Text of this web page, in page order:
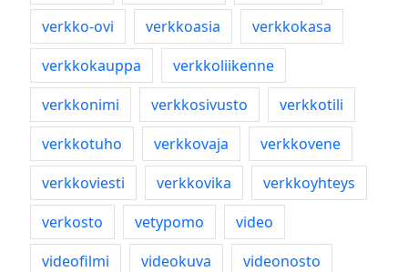
verkko-ovi
verkkoasia
verkkokasa
verkkokauppa
verkkoliikenne
verkkonimi
verkkosivusto
verkkotili
verkkotuho
verkkovaja
verkkovene
verkkoviesti
verkkovika
verkkoyhteys
verkosto
vetypomo
video
videofilmi
videokuva
videonosto